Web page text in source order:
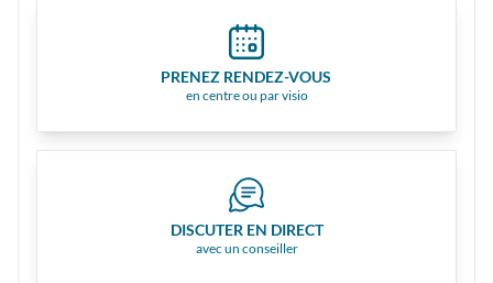
PRENEZ RENDEZ-VOUS
en centre ou par visio
DISCUTER EN DIRECT
avec un conseiller